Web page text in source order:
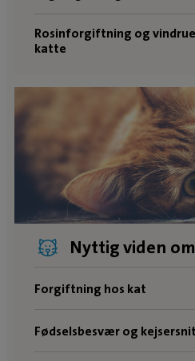
Rosinforgiftning og
katte
Nyttig viden
Forgiftning hos kat
Fødselsbesvær og